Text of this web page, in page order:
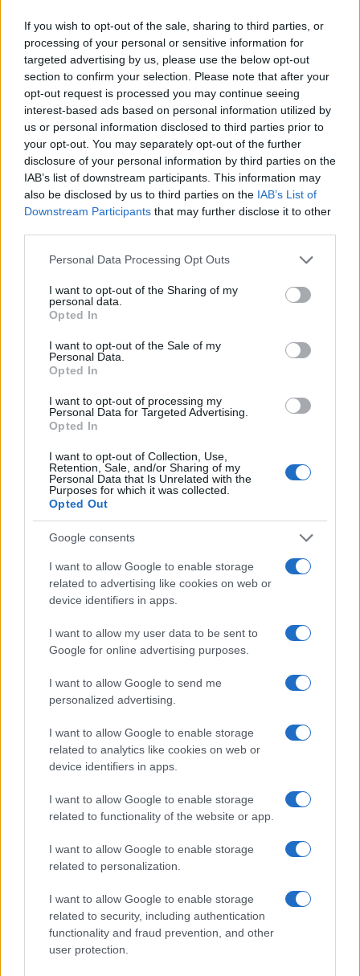
If you wish to opt-out of the sale, sharing to third parties, or
processing of your personal or sensitive information for
targeted advertising by us, please use the below opt-out
section to confirm your selection. Please note that after your
opt-out request is processed you may continue seeing
interest-based ads based on personal information utilized by
us or personal information disclosed to third parties prior to
your opt-out. You may separately opt-out of the further
disclosure of your personal information by third parties on the
IAB’s list of downstream participants. This information may
also be disclosed by us to third parties on the IAB’s List of
Downstream Participants that may further disclose it to other
Please note that this website/app uses one or more Google
not limited to your visit or usage behaviour. You may click to
grant or deny consent to Google and its third-party tags to
use your data for below specified purposes in below Google
consent section.
Personal Data Processing Opt Outs
I want to opt-out of the Sharing of my
personal data.
Opted In
I want to opt-out of the Sale of my
Personal Data.
Opted In
I want to opt-out of processing my
Personal Data for Targeted Advertising.
Opted In
I want to opt-out of Collection, Use,
Retention, Sale, and/or Sharing of my
Personal Data that Is Unrelated with the
Purposes for which it was collected.
Opted Out
Google consents
I want to allow Google to enable storage
related to advertising like cookies on web or
device identifiers in apps.
I want to allow my user data to be sent to
Google for online advertising purposes.
I want to allow Google to send me
personalized advertising.
I want to allow Google to enable storage
related to analytics like cookies on web or
device identifiers in apps.
I want to allow Google to enable storage
related to functionality of the website or app.
I want to allow Google to enable storage
related to personalization.
I want to allow Google to enable storage
related to security, including authentication
functionality and fraud prevention, and other
user protection.
debutto tecnico in autodromo.
Continua a leggere
TENNIS
Tennis ITF 2026: i quarti di finale che accendono la
scena internazionale
Andrea Conforti · 7 Ago 2026